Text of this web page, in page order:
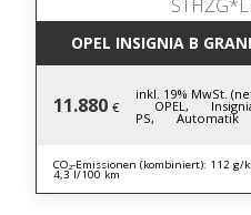
OPEL INSIGNIA B
11.880 €
inkl. 19% MwSt.
OPEL,
PS, Automatik
CO₂-Emissionen (kombiniert): 112
4,3 l/100 km